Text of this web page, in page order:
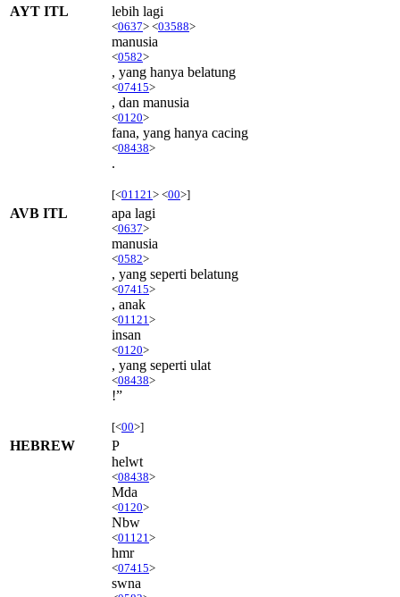
AYT ITL
lebih lagi
<0637> <03588>
manusia
<0582>
, yang hanya belatung
<07415>
, dan manusia
<0120>
fana, yang hanya cacing
<08438>
.
[<01121 > <00>]
AVB ITL apa lagi
<0637>
manusia
<0582>
, yang seperti belatung
<07415>
, anak
<01121 >
insan
<0120>
, yang seperti ulat
<08438>
!”
[<00>]
HEBREW
P
helwt
<08438>
Mda
<0120>
Nbw
<01121 >
hmr
<07415>
swna